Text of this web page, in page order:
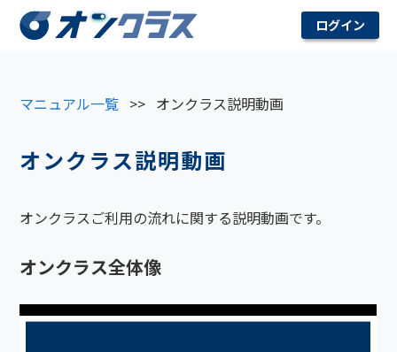
ログイン
マニュアル一覧 >> オンクラス説明動画
オンクラス説明動画
オンクラスご利用の流れに関する説明動画です。
オンクラス全体像